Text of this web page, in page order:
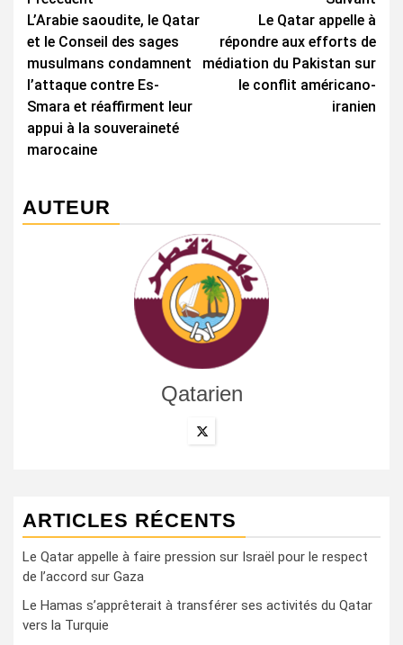
d’article
L’Arabie saoudite, le Qatar
et le Conseil des sages
musulmans condamnent
l’attaque contre Es-
Smara et réaffirment leur
appui à la souveraineté
marocaine
Le Qatar appelle à
répondre aux efforts de
médiation du Pakistan sur
le conflit américano-
iranien
AUTEUR
Qatarien
ARTICLES RÉCENTS
Le Qatar appelle à faire pression sur Israël pour le respect
de l’accord sur Gaza
Le Hamas s’apprêterait à transférer ses activités du Qatar
vers la Turquie